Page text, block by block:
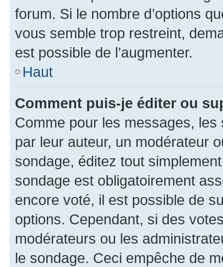
forum. Si le nombre d’options
vous semble trop restreint,
est possible de l’augmenter.
Haut
Comment puis-je éditer ou
Comme pour les messages,
par leur auteur, un modérateur
sondage, éditez tout
sondage est obligatoirement
encore voté, il est possible de
options. Cependant, si des
modérateurs ou les
le sondage. Ceci empêche de